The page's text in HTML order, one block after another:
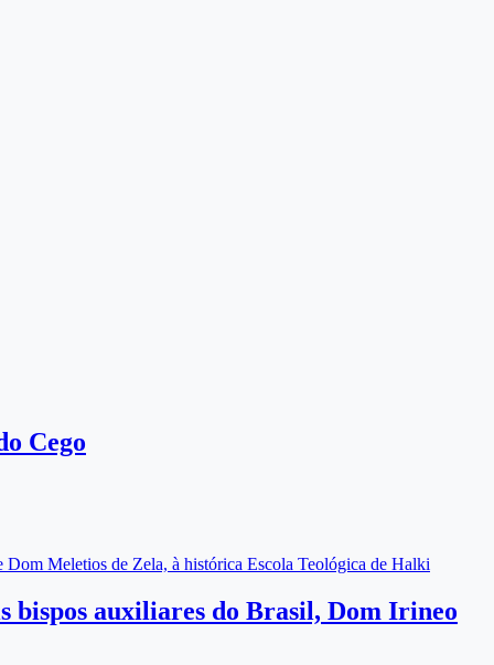
Cego
Meletios de Zela, à histórica Escola Teológica de Halki
bispos auxiliares do Brasil, Dom Irineo